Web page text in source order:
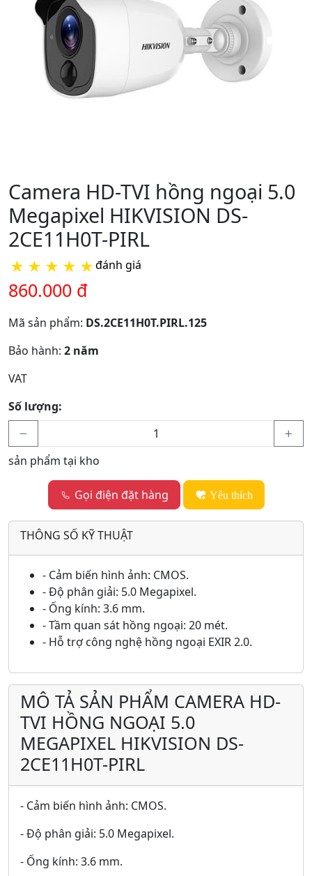
Camera HD-TVI hồng ngoại 5.0
Megapixel HIKVISION DS-
2CE11H0T-PIRL
★ ★ ★ ★ ★đánh giá
860.000 đ
Mã sản phẩm: DS.2CE11H0T.PIRL.125
Bảo hành: 2 năm
VAT
Số lượng:
sản phẩm tại kho
Gọi điện đặt hàng Yêu thích
THÔNG SỐ KỸ THUẬT
- Cảm biến hình ảnh: CMOS.
- Độ phân giải: 5.0 Megapixel.
- Ống kính: 3.6 mm.
- Tầm quan sát hồng ngoại: 20 mét.
- Hỗ trợ công nghệ hồng ngoại EXIR 2.0.
MÔ TẢ SẢN PHẨM CAMERA HD-
TVI HỒNG NGOẠI 5.0
MEGAPIXEL HIKVISION DS-
2CE11H0T-PIRL
- Cảm biến hình ảnh: CMOS.
- Độ phân giải: 5.0 Megapixel.
- Ống kính: 3.6 mm.